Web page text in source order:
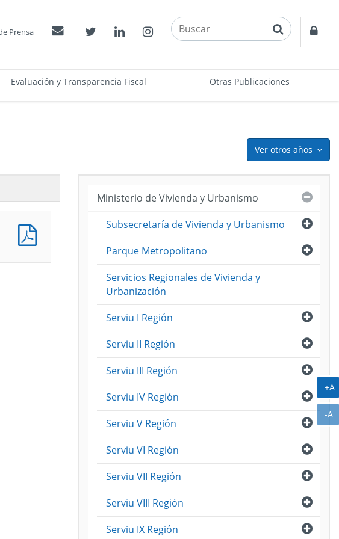
Evaluación y Transparencia Fiscal Otras Publicaciones
Prensa Contactos Twitter LinkedinInstagram buscar
Ver otros años
Ministerio de Vivienda y Urbanismo
Abrir
Subsecretaría de Vivienda y Urbanismo
Abrir
Parque Metropolitano
Servicios Regionales de Vivienda y
Urbanización
Abrir
Serviu I Región
Abrir
Serviu II Región
Abrir
Serviu III Región
Abrir
Serviu IV Región
Abrir
Serviu V Región
Abrir
Serviu VI Región
Abrir
Serviu VII Región
Abrir
Serviu VIII Región
Abrir
Serviu IX Región
+A
-A